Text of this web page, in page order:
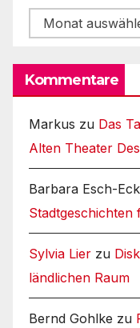
Archiv
Kommentare
Markus zu Das
Alten Theater
Barbara Esch-
Sylvia Lier zu
ländlichen Raum
Bernd Gohlke zu